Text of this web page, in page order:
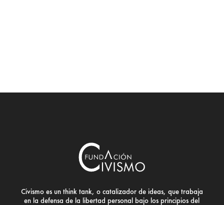
Civismo es un think tank, o catalizador de ideas, que trabaja
en la defensa de la libertad personal bajo los principios del